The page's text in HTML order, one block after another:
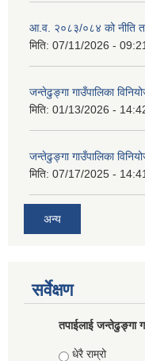
आ.व. २०८३/०८४ को नीति
मिति: 07/11/2026 -
जन्तेढुङ्गा गाउँपालिका
मिति: 01/13/2026 -
जन्तेढुङ्गा गाउँपालिका
मिति: 07/17/2025 -
अन्य
सर्वेक्षण
तपाईलाई जन्तेढुङ्गा
Choices
धेरै राम्रो